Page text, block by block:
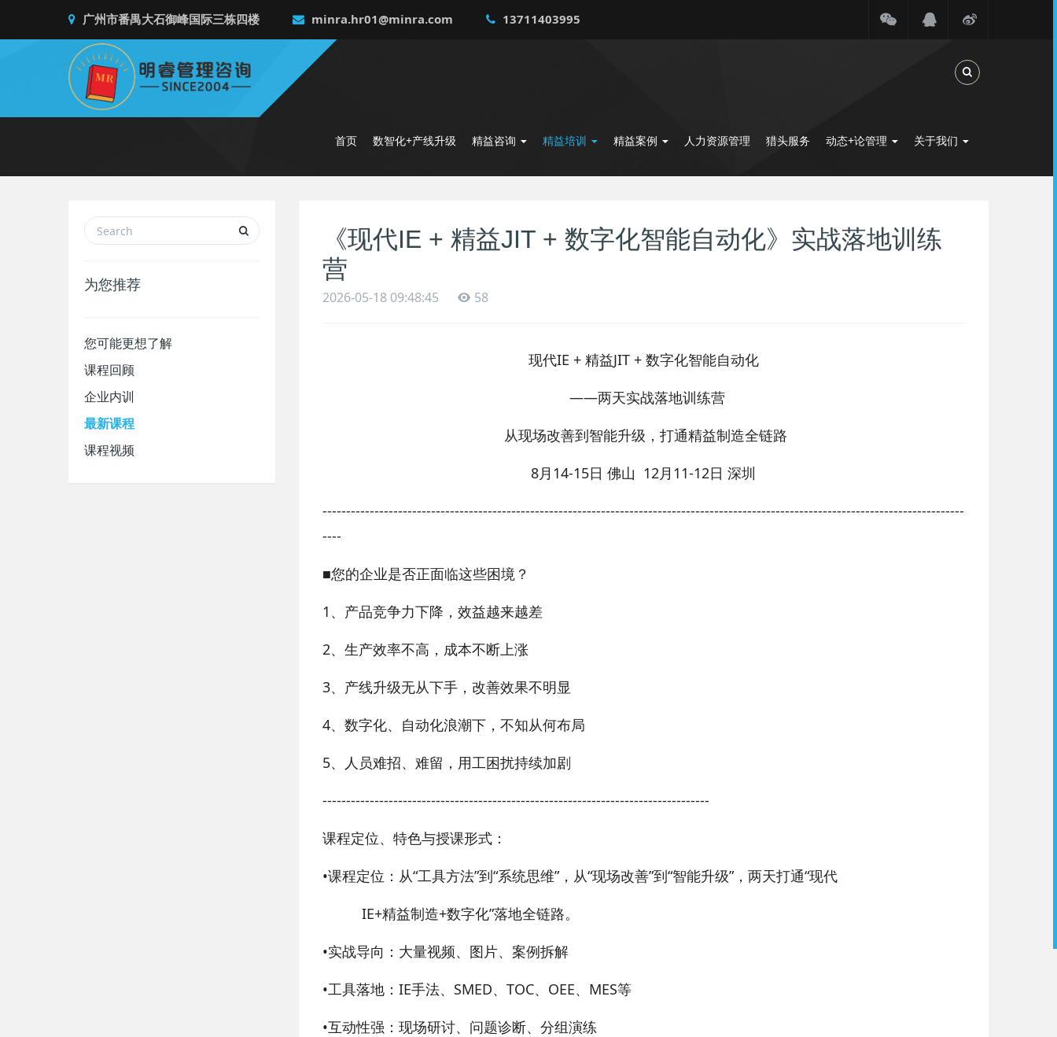
广州市番禺大石御峰国际三栋四楼 minra.hr01@minra.com 13711403995
Toggle Search
首页 数智化+产线升级 精益咨询 精益培训 精益案例 人力资源管理 猎头服务 动态+论管理 关于我们
为您推荐
您可能更想了解
课程回顾
企业内训
最新课程
课程视频
《现代IE + 精益JIT + 数字化智能自动化》实战落地训练
营
2026-05-18 09:48:45 58
现代IE + 精益JIT + 数字化智能自动化
——两天实战落地训练营
从现场改善到智能升级，打通精益制造全链路
8月14-15日 佛山 12月11-12日 深圳
----------------------------------------------------------------------------------------------------------------------------------------
----
■您的企业是否正面临这些困境？
1、产品竞争力下降，效益越来越差
2、生产效率不高，成本不断上涨
3、产线升级无从下手，改善效果不明显
4、数字化、自动化浪潮下，不知从何布局
5、人员难招、难留，用工困扰持续加剧
----------------------------------------------------------------------------------
课程定位、特色与授课形式：
•课程定位：从“工具方法”到“系统思维”，从“现场改善”到“智能升级”，两天打通“现代
IE+精益制造+数字化”落地全链路。
•实战导向：大量视频、图片、案例拆解
•工具落地：IE手法、SMED、TOC、OEE、MES等
•互动性强：现场研讨、问题诊断、分组演练